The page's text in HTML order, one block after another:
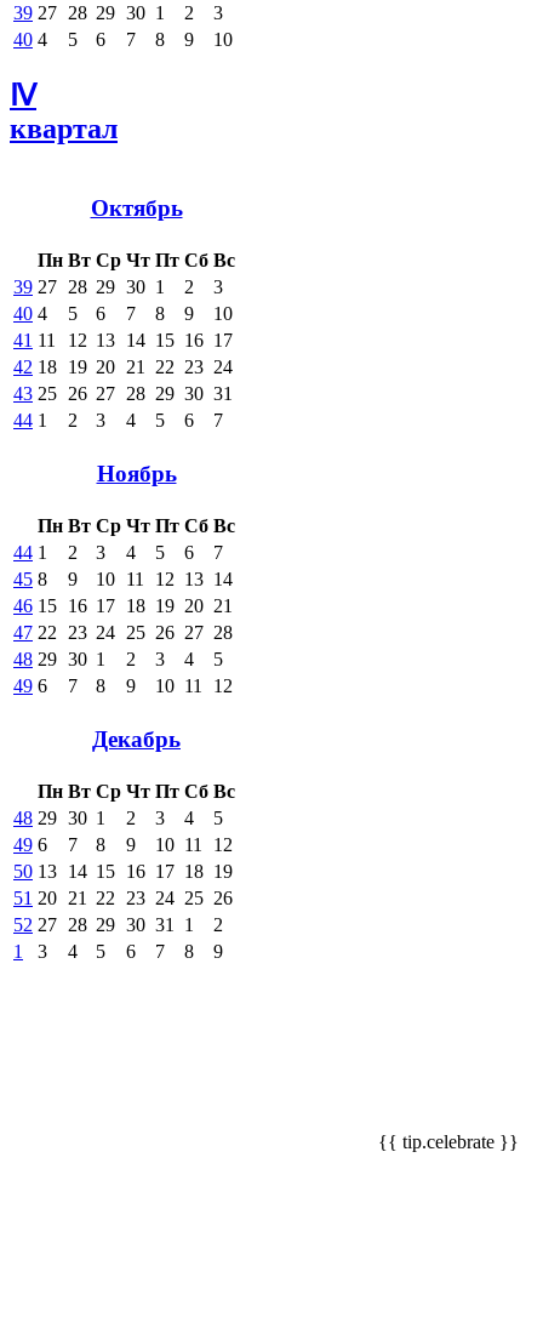
39 27 28 29 30 1 2
3
40 4 5 6 7 8 9 10
Ⅳ
квартал
Октябрь
Пн Вт Ср Чт Пт Сб Вс
39 27 28 29 30 1 2
3
40 4 5 6 7 8 9
10
41 11 12 13 14 15 16 17
42 18 19 20 21 22 23 24
43 25 26 27 28 29 30 31
44 1 2 3 4 5 6 7
Ноябрь
Пн Вт Ср Чт Пт Сб Вс
44 1 2 3 4 5 6
7
45 8 9 10 11 12 13 14
46 15 16 17 18 19 20 21
47 22 23 24 25 26 27 28
48 29 30 1 2 3 4
5
49 6 7 8 9 10 11 12
Декабрь
Пн Вт Ср Чт Пт Сб Вс
48 29 30 1 2 3 4
5
49 6 7 8 9 10 11
12
50 13 14 15 16 17 18 19
51 20 21 22 23 24 25 26
52 27 28 29 30 31 1
2
1
3 4 5 6 7 8 9
{{ tip.celebrate }}